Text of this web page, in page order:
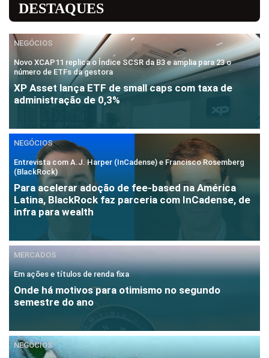
DESTAQUES
NEGÓCIOS
Novo XCAP11 replica o Índice SCSR da B3 e amplia para 23 o
número de ETFs da gestora
XP Asset lança ETF de small caps com taxa de
administração de 0,3%
NEGÓCIOS
Entrevista com A.J. Harper (InCadense) e Francisco Rosemberg
(BlackRock)
Para acelerar adoção de fee-based na América
Latina, BlackRock faz parceria com InCadense, de
infra para wealth
MERCADOS
Em ações e títulos de renda fixa
Onde há motivos para otimismo no segundo
semestre do ano
NEGÓCIOS